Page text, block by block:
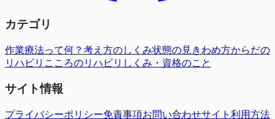
カテゴリ
作業療法って何？ 考え方のしくみ状態の見きわめ方からだの
リハビリ こころのリハビリ しくみ・資格のこと
サイト情報
プライバシーポリシー免責事項お問い合わせサイト利用方法